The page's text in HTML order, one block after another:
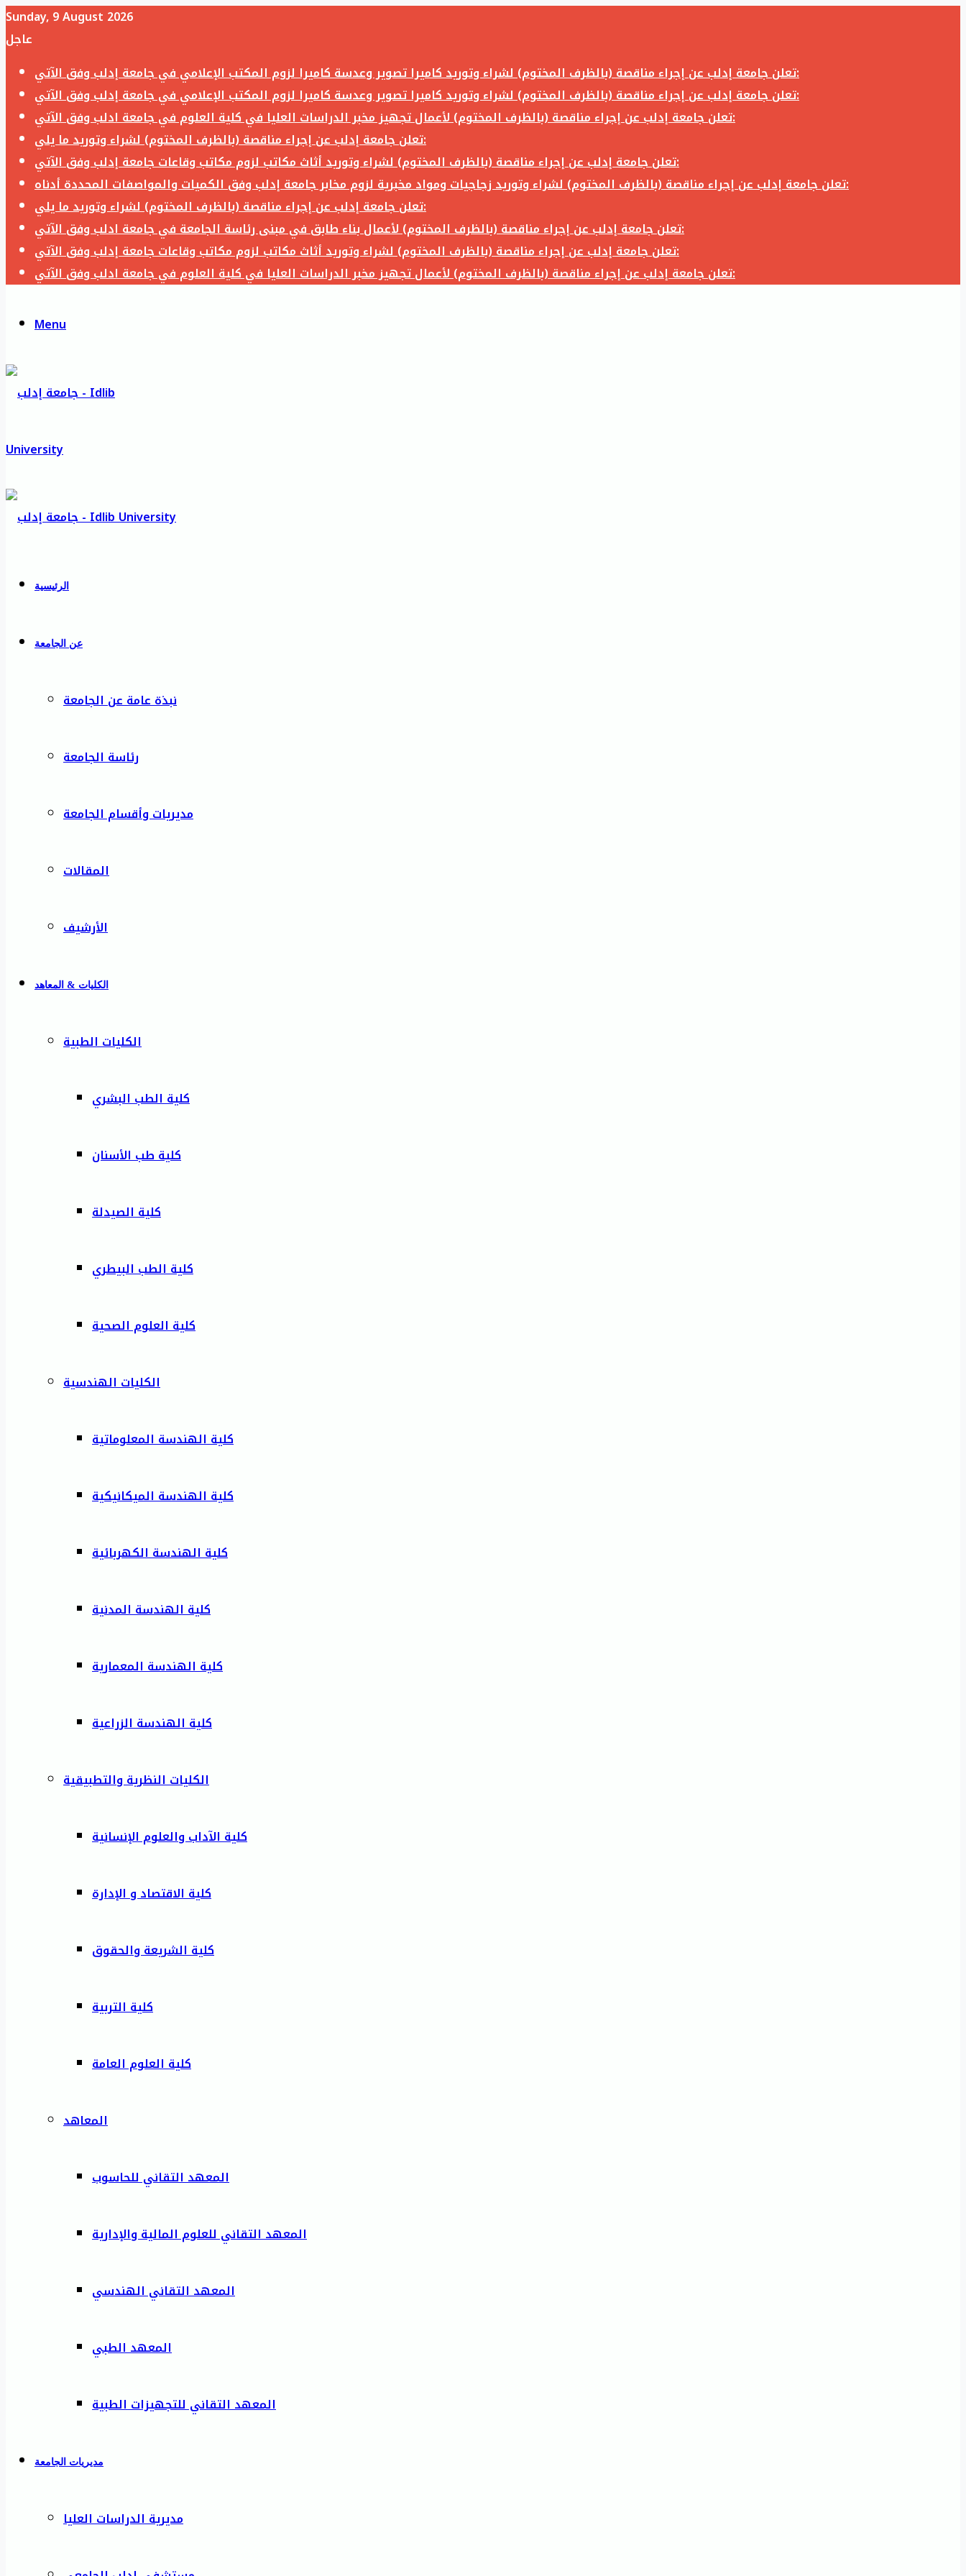
Sunday, 9 August 2026
عاجل
تعلن جامعة إدلب عن إجراء مناقصة (بالظرف المختوم) لشراء وتوريد كاميرا تصوير وعدسة كاميرا لزوم المكتب الإعلامي في جامعة إدلب وفق الآتي:
تعلن جامعة إدلب عن إجراء مناقصة (بالظرف المختوم) لشراء وتوريد كاميرا تصوير وعدسة كاميرا لزوم المكتب الإعلامي في جامعة إدلب وفق الآتي:
تعلن جامعة إدلب عن إجراء مناقصة (بالظرف المختوم) لأعمال تجهيز مخبر الدراسات العليا في كلية العلوم في جامعة ادلب وفق الآتي:
تعلن جامعة إدلب عن إجراء مناقصة (بالظرف المختوم) لشراء وتوريد ما يلي:
تعلن جامعة إدلب عن إجراء مناقصة (بالظرف المختوم) لشراء وتوريد أثاث مكاتب لزوم مكاتب وقاعات جامعة إدلب وفق الآتي:
تعلن جامعة إدلب عن إجراء مناقصة (بالظرف المختوم) لشراء وتوريد زجاجيات ومواد مخبرية لزوم مخابر جامعة إدلب وفق الكميات والمواصفات المحددة أدناه:
تعلن جامعة إدلب عن إجراء مناقصة (بالظرف المختوم) لشراء وتوريد ما يلي:
تعلن جامعة إدلب عن إجراء مناقصة (بالظرف المختوم) لأعمال بناء طابق في مبنى رئاسة الجامعة في جامعة ادلب وفق الآتي:
تعلن جامعة إدلب عن إجراء مناقصة (بالظرف المختوم) لشراء وتوريد أثاث مكاتب لزوم مكاتب وقاعات جامعة إدلب وفق الآتي:
تعلن جامعة إدلب عن إجراء مناقصة (بالظرف المختوم) لأعمال تجهيز مخبر الدراسات العليا في كلية العلوم في جامعة ادلب وفق الآتي:
Menu
الرئيسية
عن الجامعة
نبذة عامة عن الجامعة
رئاسة الجامعة
مديريات وأقسام الجامعة
المقالات
الأرشيف
الكليات & المعاهد
الكليات الطبية
كلية الطب البشري
كلية طب الأسنان
كلية الصيدلة
كلية الطب البيطري
كلية العلوم الصحية
الكليات الهندسية
كلية الهندسة المعلوماتية
كلية الهندسة الميكانيكية
كلية الهندسة الكهربائية
كلية الهندسة المدنية
كلية الهندسة المعمارية
كلية الهندسة الزراعية
الكليات النظرية والتطبيقية
كلية الآداب والعلوم الإنسانية
كلية الاقتصاد و الإدارة
كلية الشريعة والحقوق
كلية التربية
كلية العلوم العامة
المعاهد
المعهد التقاني للحاسوب
المعهد التقاني للعلوم المالية والإدارية
المعهد التقاني الهندسي
المعهد الطبي
المعهد التقاني للتجهيزات الطبية
مديريات الجامعة
مديرية الدراسات العليا